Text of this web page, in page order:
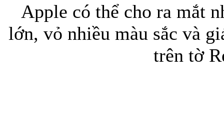
Apple có thể cho ra mắt
lớn, vỏ nhiều màu sắc và
trên tờ